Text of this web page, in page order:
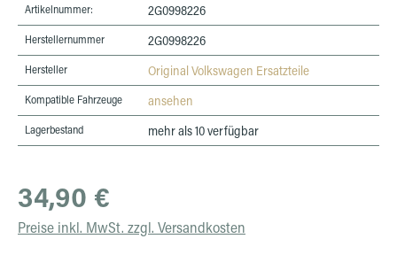
Artikelnummer: 2G0998226
Herstellernummer 2G0998226
Hersteller Original Volkswagen Ersatzteile
Kompatible Fahrzeuge ansehen
Lagerbestand mehr als 10 verfügbar
Regulärer Preis:
34,90 €
Preise inkl. MwSt. zzgl. Versandkosten